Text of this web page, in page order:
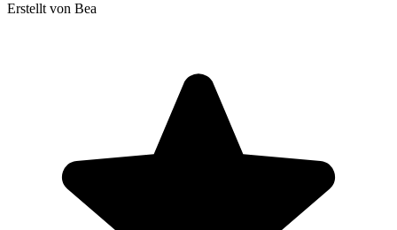
Erstellt von Bea